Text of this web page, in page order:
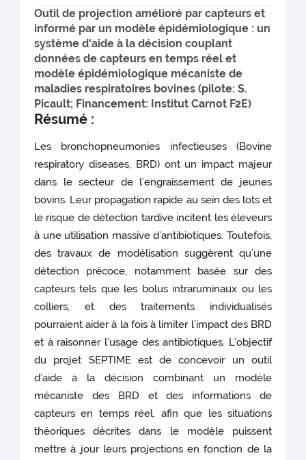
Outil de projection amélioré par capteurs et
informé par un modèle épidémiologique : un
système d'aide à la décision couplant
données de capteurs en temps réel et
modèle épidémiologique mécaniste de
maladies respiratoires bovines (pilote: S.
Picault; Financement: Institut Carnot F2E)
Résumé :
Les bronchopneumonies infectieuses (Bovine
respiratory diseases, BRD) ont un impact majeur
dans le secteur de l’engraissement de jeunes
bovins. Leur propagation rapide au sein des lots et
le risque de détection tardive incitent les éleveurs
à une utilisation massive d’antibiotiques. Toutefois,
des travaux de modélisation suggèrent qu’une
détection précoce, notamment basée sur des
capteurs tels que les bolus intraruminaux ou les
colliers, et des traitements individualisés
pourraient aider à la fois à limiter l’impact des BRD
et à raisonner l’usage des antibiotiques. L’objectif
du projet SEPTIME est de concevoir un outil
d’aide à la décision combinant un modèle
mécaniste des BRD et des informations de
capteurs en temps réel, afin que les situations
théoriques décrites dans le modèle puissent
mettre à jour leurs projections en fonction de la